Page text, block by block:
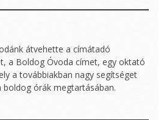
átvehette a címátadó
a Boldog Óvoda címet, egy oktató
a továbbiakban nagy segítséget
órák megtartásában.